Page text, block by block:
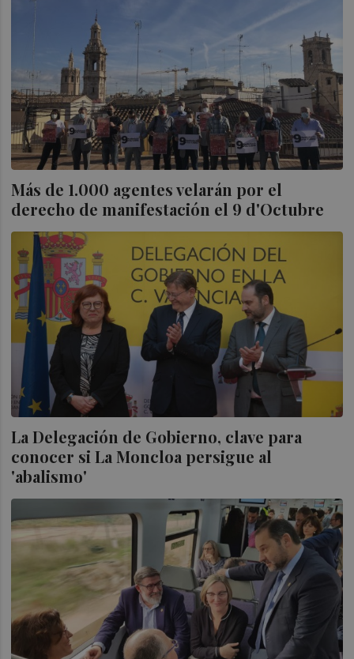
Más de 1.000 agentes velarán por el
derecho de manifestación el 9 d'Octubre
La Delegación de Gobierno, clave para
conocer si La Moncloa persigue al
'abalismo'